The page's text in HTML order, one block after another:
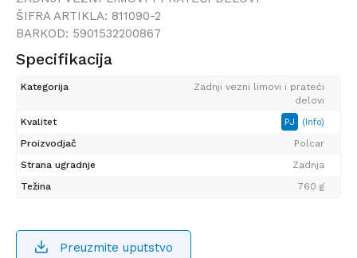
ŠIFRA ARTIKLA: 811090-2
BARKOD: 5901532200867
Specifikacija
Kategorija
Zadnji vezni limovi i prateći
delovi
Kvalitet
PJ (Info)
Proizvodjač
Polcar
Strana ugradnje
Zadnja
Težina
760 g
Preuzmite uputstvo